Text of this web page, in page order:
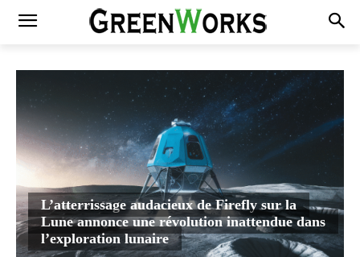
L’atterrissage audacieux de Firefly sur la
Lune annonce une révolution inattendue dans
l’exploration lunaire